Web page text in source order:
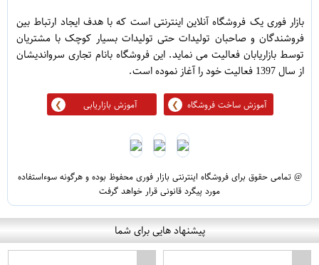
بازار فوری یک فروشگاه آنلاین اینترنتی است که با هدف ایجاد ارتباط بین
فروشندگان و صاحبان تولیدات حتی تولیدات بسیار کوچک با مشتریان
توسط بازاریابان فعالیت می نماید. این فروشگاه بانام تجاری سرواندیشان
از سال 1397 فعالیت خود را آغاز نموده است.
آموزش ساخت فروشگاه آموزش بازاریابی
@ تمامی حقوق برای فروشگاه اینترنتی بازار فوری محفوظ بوده و هرگونه سوءاستفاده
مورد پیگرد قانونی قرار خواهد گرفت
پیشنهاد هایی برای شما